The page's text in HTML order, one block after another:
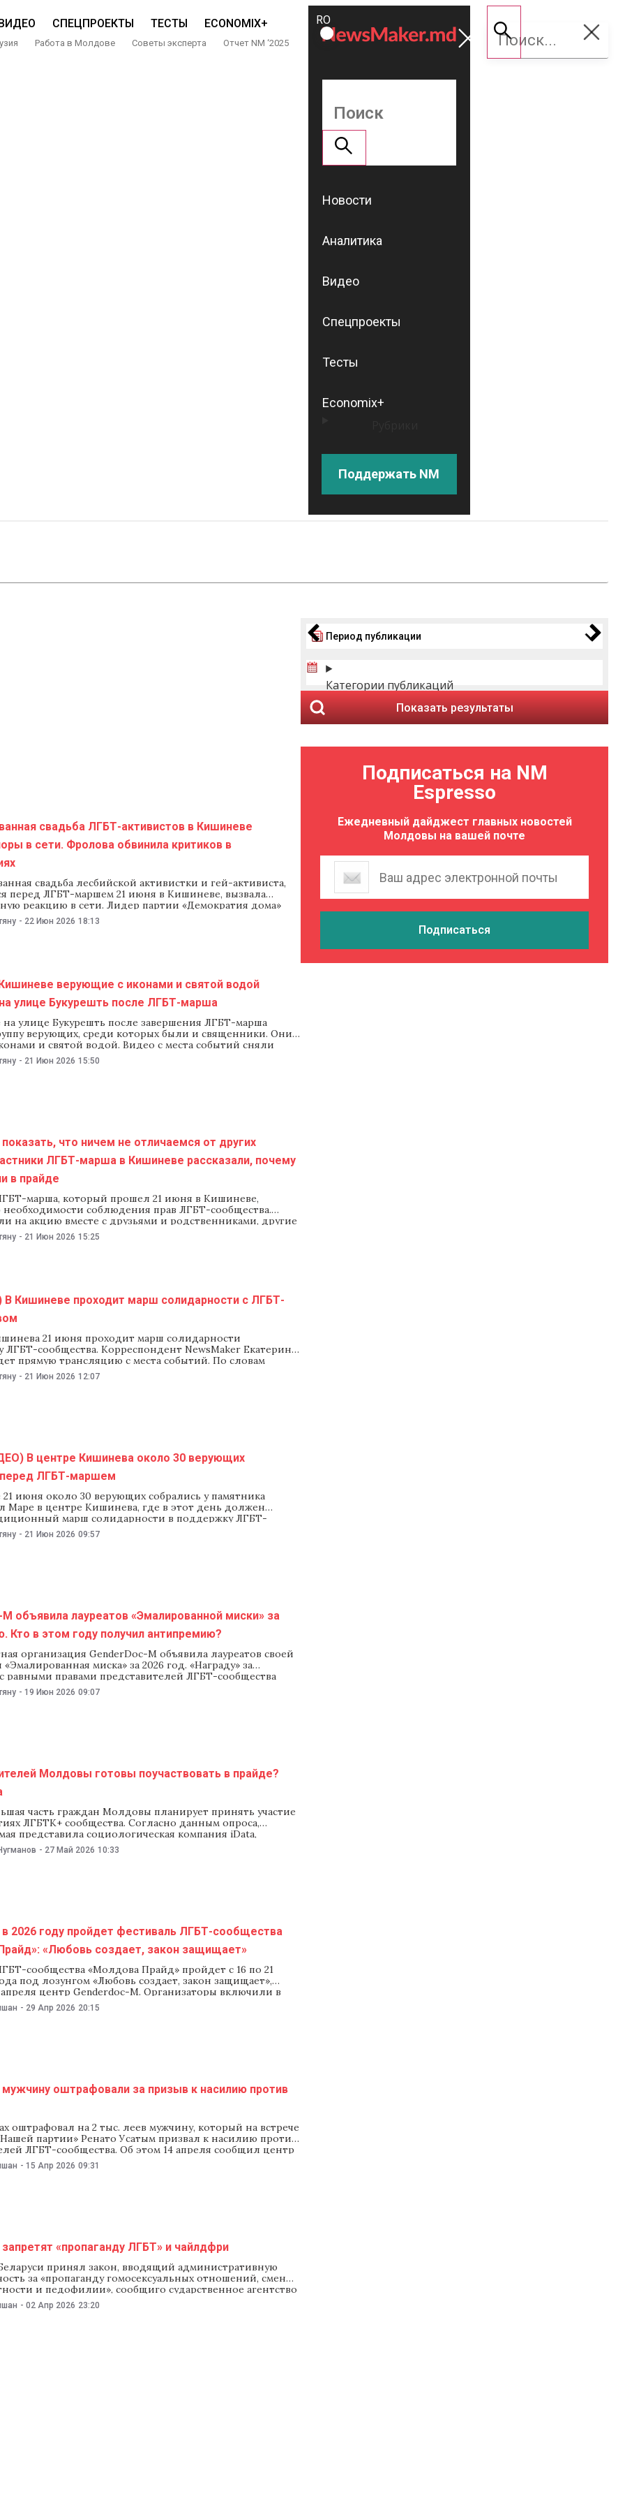
СПЕЦПРОЕКТЫ ТЕСТЫ ECONOMIX+
Работа в Молдове Советы эксперта Отчет NM ‘2025
ROMÂNĂ
RU
Поддержать
NM
Новости
Аналитика
Видео
Спецпроекты
Тесты
Economix+
Поддержать NM
свадьба ЛГБТ-активистов в Кишиневе
в сети. Фролова обвинила критиков в
свадьба лесбийской активистки и гей-активиста,
перед ЛГБТ-маршем 21 июня в Кишиневе, вызвала
реакцию в сети. Лидер партии «Демократия дома»
сказал, что спустя 35 лет независимости в Молдове уже
для однополых браков, а юрист Теодор Кырнац
- 22 Июн 2026 18:13
верующие с иконами и святой водой
улице Букурешть после ЛГБТ-марша
улице Букурешть после завершения ЛГБТ-марша
верующих, среди которых были и священники. Они
и святой водой. Видео с места событий сняли
NewsMaker. На кадрах видно около 15 человек.
засняли в момент, когда он окроплял улицу святой
- 21 Июн 2026 15:50
что ничем не отличаемся от других
ЛГБТ-марша в Кишиневе рассказали, почему
в прайде
марша, который прошел 21 июня в Кишиневе,
соблюдения прав ЛГБТ-сообщества.
на акцию вместе с друзьями и родственниками, другие
на семью, равенство перед законом и принятии со
«Я хочу, чтобы люди уважали права всех. Чтобы не
- 21 Июн 2026 15:25
В Кишиневе проходит марш солидарности с ЛГБТ-
21 июня проходит марш солидарности
ЛГБТ-сообщества. Корреспондент NewsMaker Екатерина
прямую трансляцию с места событий. По словам
участники акции вышли на улицы, чтобы заявить о
сообществ на безопасность, юридическое признание и
- 21 Июн 2026 12:07
В центре Кишинева около 30 верующих
перед ЛГБТ-маршем
июня около 30 верующих собрались у памятника
Маре в центре Кишинева, где в этот день должен
марш солидарности в поддержку ЛГБТ-
Участники мероприятия пришли с плакатами, на
лозунги: «Существует освобождение от греха
- 21 Июн 2026 09:57
объявила лауреатов «Эмалированной миски» за
Кто в этом году получил антипремию?
организация GenderDoc-M объявила лауреатов своей
миска» за 2026 год. «Награду» за
равными правами представителей ЛГБТ-сообщества
депутат от PAS Олесе Стамате, политику Тудору
и музыкальному исполнителю Патрику Хангану.
- 19 Июн 2026 09:07
Молдовы готовы поучаствовать в прайде?
часть граждан Молдовы планирует принять участие
ЛГБТК+ сообщества. Согласно данным опроса,
представила социологическая компания iData,
Moldova Pride, намеченным на 16-21 июня,
респондентов. На фоне этого показателя абсолютными
- 27 Май 2026 10:33
2026 году пройдет фестиваль ЛГБТ-сообщества
«Любовь создает, закон защищает»
сообщества «Молдова Прайд» пройдет с 16 по 21
под лозунгом «Любовь создает, закон защищает»,
центр Genderdoc-M. Организаторы включили в
о видимости, поддержке и равных правах и
фестиваль «направлен на продвижение уважения,
- 29 Апр 2026 20:15
оштрафовали за призыв к насилию против
оштрафовал на 2 тыс. леев мужчину, который на встрече
партии» Ренато Усатым призвал к насилию против
ЛГБТ-сообщества. Об этом 14 апреля сообщил центр
ЛГБТ-сообщества Genderdoc-M. Инцидент произошел во
встречи и попал на видео, опубликованное 4
- 15 Апр 2026 09:31
запретят «пропаганду ЛГБТ» и чайлдфри
принял закон, вводящий административную
за «пропаганду гомосексуальных отношений, смены
и педофилии», сообщиго сударственное агентство
об административных правонарушениях (КоАП)
статью 19.16, пишет издание «Зеркало». Закон
- 02 Апр 2026 23:20
Период публикации
Категории публикаций
Показать результаты
Подписаться на NM
Espresso
Ежедневный дайджест главных новостей
Молдовы на вашей почте